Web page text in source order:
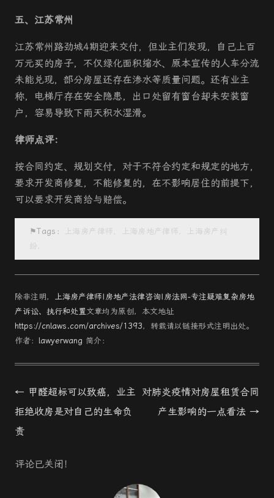
五、江苏常州
江苏常州路劲城4期迎来交付，但业主们发现，自己上百
万元买的房子，不仅绿化面积缩水、原本宣传的人车分流
未能兑现，部分房屋还存在渗水等质量问题。还有业主
称，电梯厅存在安全隐患，出口处留有窗台却未安装窗
户，容易导致下雨天积水湿滑。
律师点评：
按合同约定、规划交付，对于不符合约定和规定的地方，
要求开发商修复，不能修复的，在不影响居住的前提下，
可以要求开发商给与赔偿。
⚑Tags：
上海房产律师，上海房地产律师，上海房产纠
纷，
除非注明， 上海房产律师|房地产法律咨询|房法网-专注疑难复杂房地
产诉讼、执行和处置文章均为原创，本文地址
https://cnlaws.com/archives/1393，转载请以链接形式注明出处。
作者：
lawyerwang 简介：
Post
navigation
← 甲醛超标可以致癌，业主
拒绝收房是对自己的生命负
责
对肺炎疫情对房屋租赁合同
产生影响的一点看法 →
评论已关闭！